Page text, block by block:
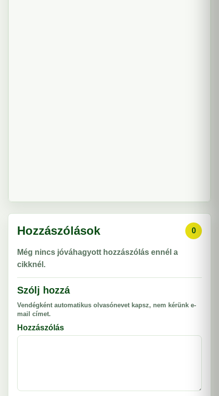
Hozzászólások 0
Még nincs jóváhagyott hozzászólás ennél a
cikknél.
Szólj hozzá
Vendégként automatikus olvasónevet kapsz, nem kérünk e-
mail címet.
Hozzászólás